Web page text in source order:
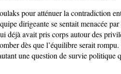
pour atténuer la contradiction
dirigeante se sentait menacée
déjà avait pris corps autour des
dès que l’équilibre serait
une question de survie politique